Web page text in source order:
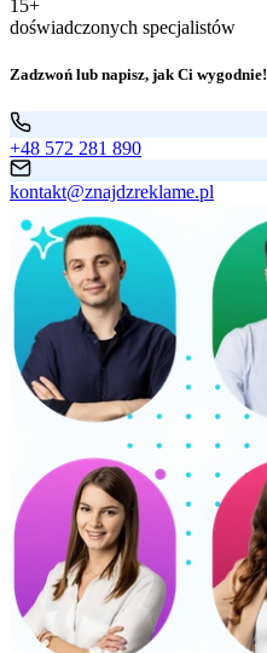
15+
doświadczonych specjalistów
Zadzwoń lub napisz, jak Ci wygodnie!
+48 572 281 890
kontakt@znajdzreklame.pl